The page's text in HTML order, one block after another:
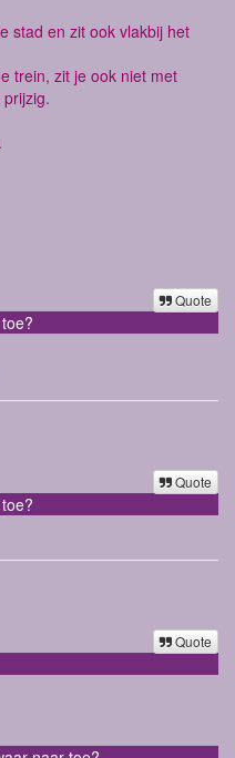
stad en zit ook vlakbij het
trein, zit je ook niet met
Quote
Quote
Quote